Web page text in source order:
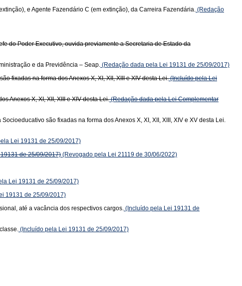
e Agente Fazendário C (em extinção), da Carreira Fazendária. (Redação
do Poder Executivo, ouvida previamente a Secretaria de Estado da
e da Previdência – Seap. (Redação dada pela Lei 19131 de 25/09/2017)
fixadas na forma dos Anexos X, XI, XII, XIII e XIV desta Lei.(Incluído pela Lei
Anexos X, XI, XII, XIII e XIV desta Lei.(Redação dada pela Lei Complementar
são fixadas na forma dos Anexos X, XI, XII, XIII, XIV e XV desta Lei.
Lei 19131 de 25/09/2017)
de 25/09/2017) (Revogado pela Lei 21119 de 30/06/2022)
Lei 19131 de 25/09/2017)
19131 de 25/09/2017)
até a vacância dos respectivos cargos. (Incluído pela Lei 19131 de
(Incluído pela Lei 19131 de 25/09/2017)